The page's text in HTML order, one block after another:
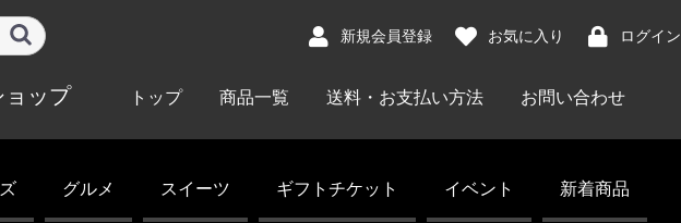
新規会員登録 お気に入り ログイン
ップ トップ 商品一覧 送料・お支払い方法 お問い合わせ
グルメ スイーツ ギフトチケット イベント 新着商品